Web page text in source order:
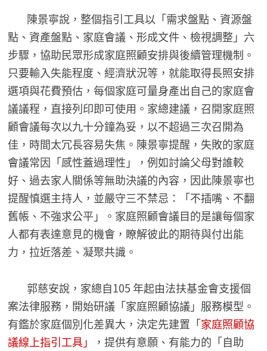
陳景寧說，整個指引工具以「需求盤點、資源盤
點、資產盤點、家庭會議、形成文件、檢視調整」六
步驟，協助民眾形成家庭照顧安排與後續管理機制。
只要輸入失能程度、經濟狀況等，就能取得長照安排
選項與花費預估，每個家庭可量身產出自己的家庭會
議議程，直接列印即可使用。家總建議，召開家庭照
顧會議每次以九十分鐘為妥，以不超過三次召開為
佳，時間太冗長容易失焦。陳景寧提醒，失敗的家庭
會議常因「感性蓋過理性」，例如討論父母對誰較
好、過去家人關係等無助決議的內容，因此陳景寧也
提醒慎選主持人，並嚴守三不禁忌：「不插嘴、不翻
舊帳、不強求公平」。家庭照顧會議目的是讓每個家
人都有表達意見的機會，瞭解彼此的期待與付出能
力，拉近落差、凝聚共識。
郭慈安說，家總自105 年起由法扶基金會支援個
案法律服務，開始研議「家庭照顧協議」服務模型。
有鑑於家庭個別化差異大，決定先建置「家庭照顧協
議線上指引工具」
，提供有意願、有能力的「自助